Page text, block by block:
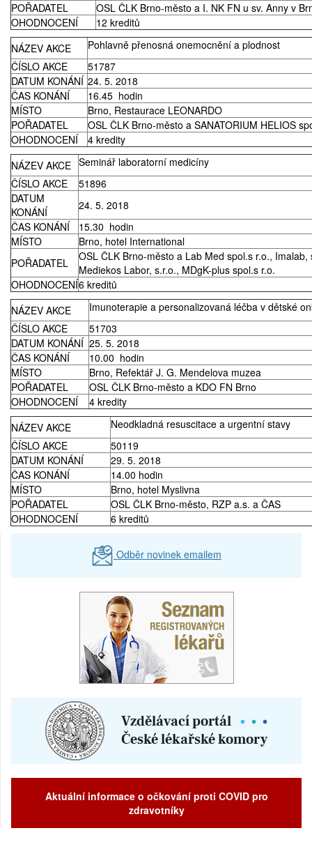
POŘADATEL
OSL ČLK Brno-město a I. NK FN u sv. Anny v
OHODNOCENÍ
12 kreditů
NÁZEV AKCE
Pohlavně přenosná onemocnění a plodnost
ČÍSLO AKCE
51787
DATUM KONÁNÍ 24. 5. 2018
ČAS KONÁNÍ
16.45 hodin
MÍSTO
Brno, Restaurace LEONARDO
POŘADATEL
OSL ČLK Brno-město a SANATORIUM HELIOS
OHODNOCENÍ
4 kredity
NÁZEV AKCE Seminář laboratorní medicíny
ČÍSLO AKCE
51896
DATUM
KONÁNÍ
24. 5. 2018
ČAS KONÁNÍ
15.30 hodin
MÍSTO
Brno, hotel International
POŘADATEL
OSL ČLK Brno-město a Lab Med spol.s r.o., Imalab,
Mediekos Labor, s.r.o., MDgK-plus spol.s r.o.
OHODNOCENÍ6 kreditů
NÁZEV AKCE
Imunoterapie a personalizovaná léčba v dětské
ČÍSLO AKCE
51703
DATUM KONÁNÍ 25. 5. 2018
ČAS KONÁNÍ
10.00 hodin
MÍSTO
Brno, Refektář J. G. Mendelova muzea
POŘADATEL
OSL ČLK Brno-město a KDO FN Brno
OHODNOCENÍ
4 kredity
NÁZEV AKCE
Neodkladná resuscitace a urgentní stavy
ČÍSLO AKCE
50119
DATUM KONÁNÍ
29. 5. 2018
ČAS KONÁNÍ
14.00 hodin
MÍSTO
Brno, hotel Myslivna
POŘADATEL
OSL ČLK Brno-město, RZP a.s. a ČAS
OHODNOCENÍ
6 kreditů
Odběr novinek emailem
Aktuální informace o očkování proti COVID pro
zdravotníky